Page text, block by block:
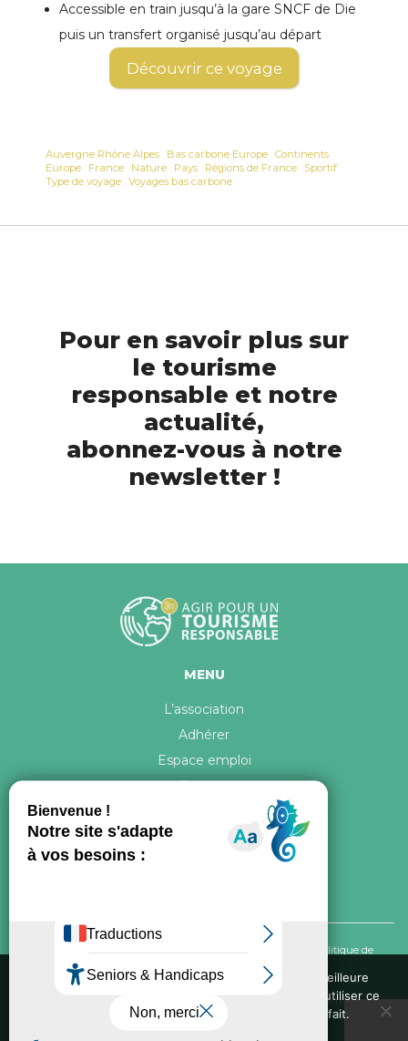
Accessible en train jusqu’à la gare SNCF de Die
puis un transfert organisé jusqu’au départ
Découvrir ce voyage
Auvergne Rhône Alpes Bas carbone Europe Continents
Europe
France Nature Pays Régions de France
Sportif
Type de voyage Voyages bas carbone
Pour en savoir plus sur
le tourisme
responsable et notre
actualité,
abonnez-vous à notre
newsletter !
MENU
L’association
Adhérer
Espace emploi
Contact
Politique de
confidentialité
Conception graphique, iconographie et développement de ce site réalisés par
Nous utilisons des cookies pour vous garantir la meilleure
expérience sur notre site web. Si vous continuez à utiliser ce
site, nous supposerons que vous en êtes satisfait.